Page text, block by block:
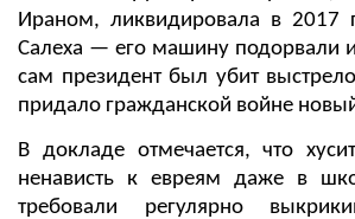
Ираном, ликвидировала в 2017
Салеха — его машину подорвали
сам президент был убит
придало гражданской войне
В докладе отмечается, что
ненависть к евреям даже в
требовали регулярно